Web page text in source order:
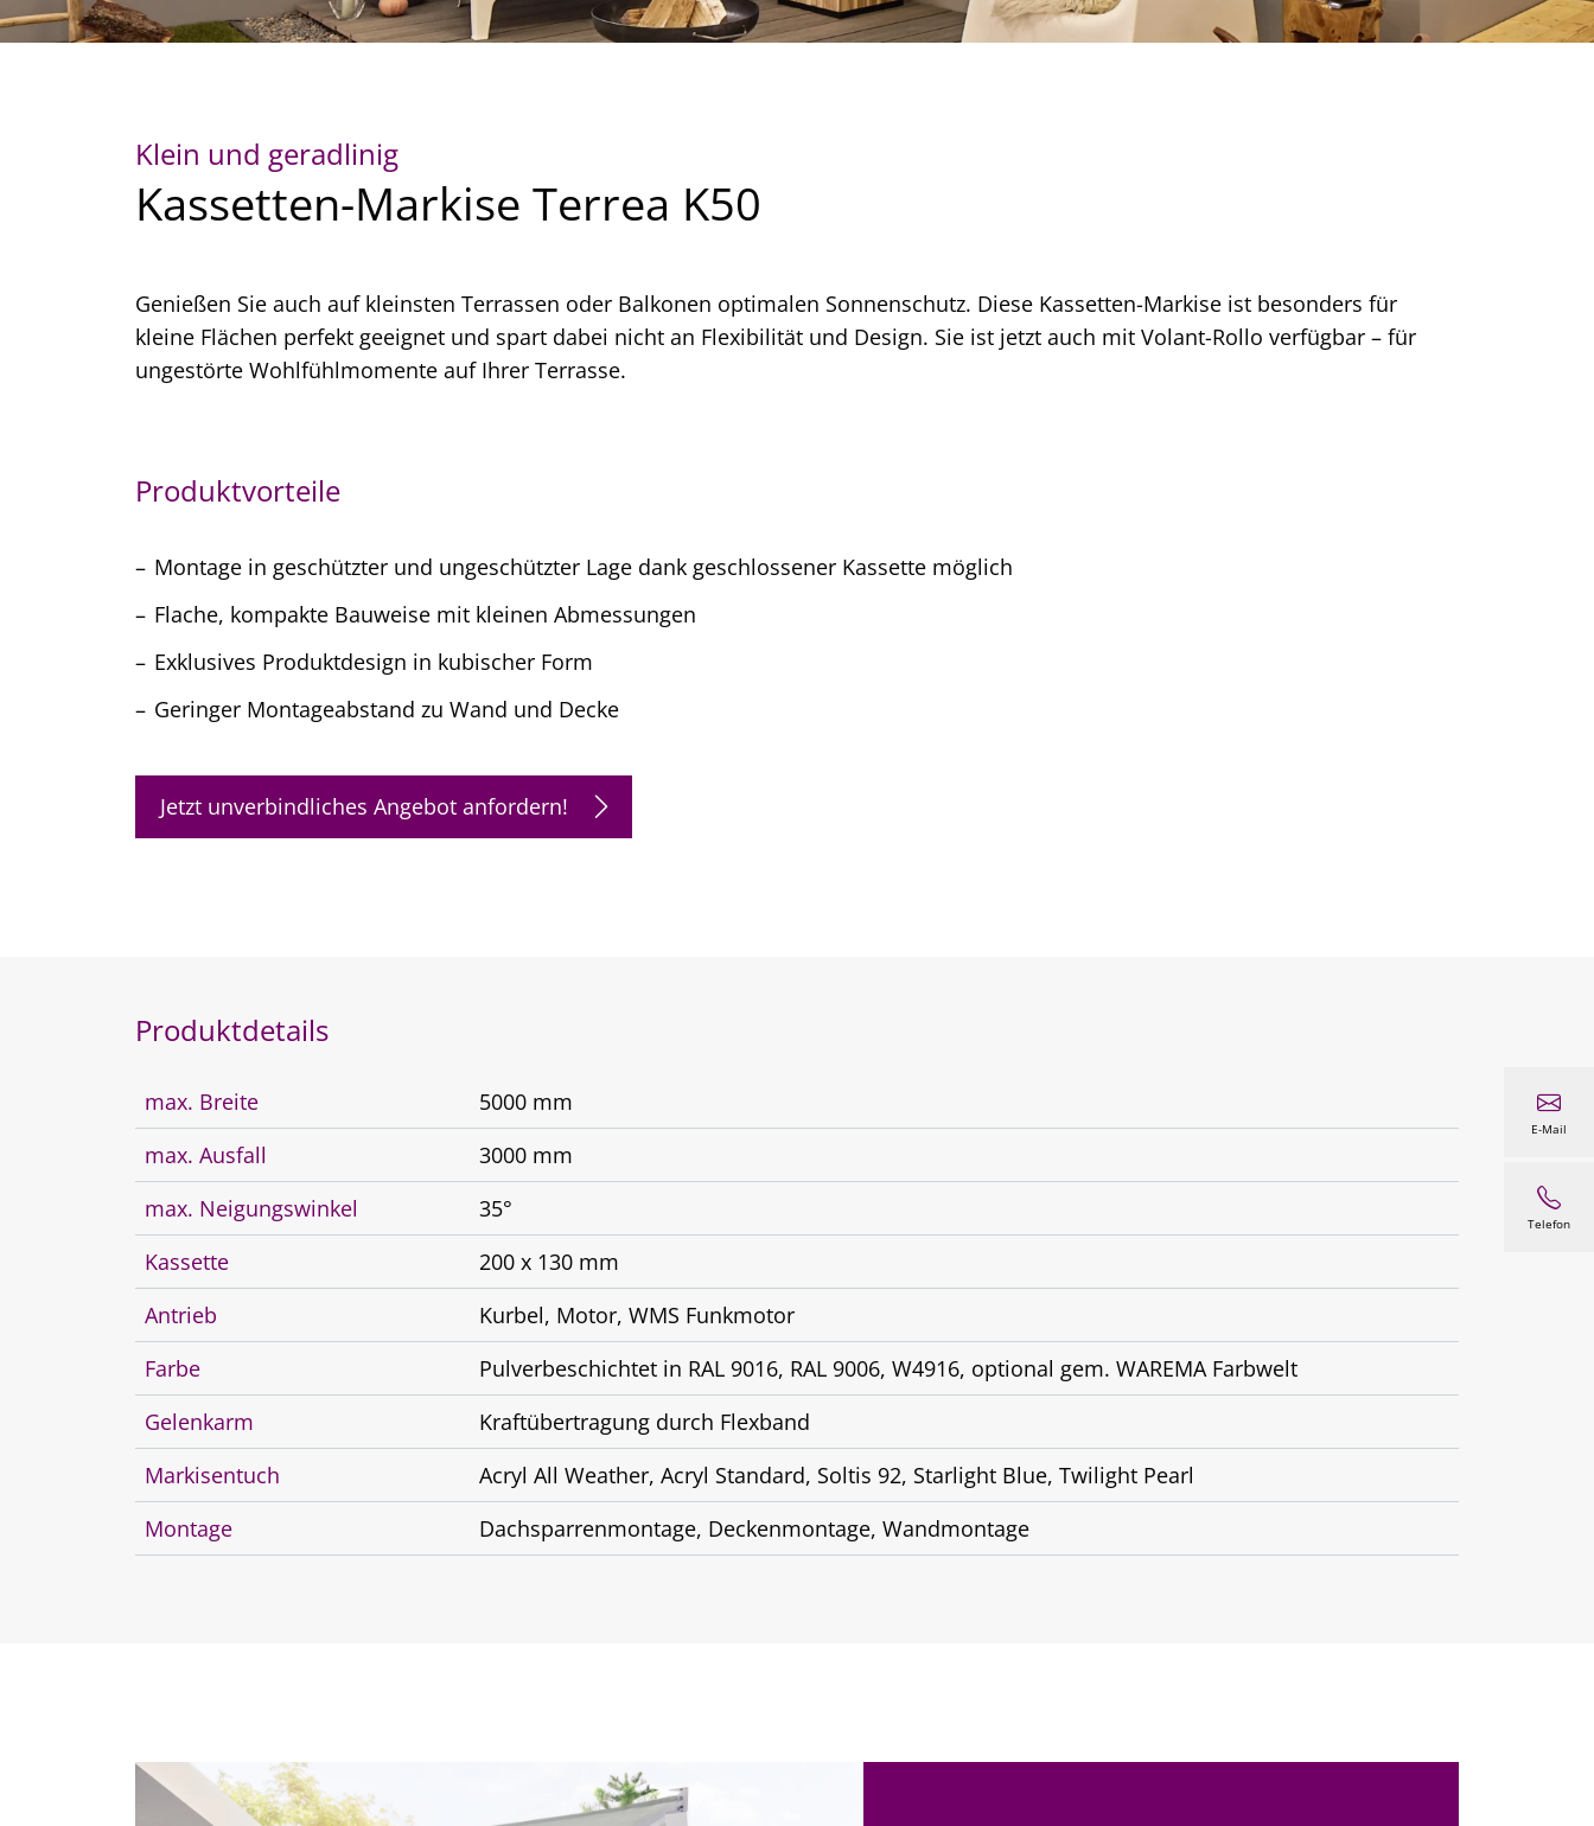
Klein und geradlinig
Kassetten-Markise Terrea K50
Genießen Sie auch auf kleinsten Terrassen oder Balkonen optimalen Sonnenschutz. Diese Kassetten-Markise ist besonders für
kleine Flächen perfekt geeignet und spart dabei nicht an Flexibilität und Design. Sie ist jetzt auch mit Volant-Rollo verfügbar – für
ungestörte Wohlfühlmomente auf Ihrer Terrasse.
Produktvorteile
Montage in geschützter und ungeschützter Lage dank geschlossener Kassette möglich
Flache, kompakte Bauweise mit kleinen Abmessungen
Exklusives Produktdesign in kubischer Form
Geringer Montageabstand zu Wand und Decke
Jetzt unverbindliches Angebot anfordern!
Produktdetails
max. Breite
5000 mm
max. Ausfall
3000 mm
max. Neigungswinkel
35°
Kassette
200 x 130 mm
Antrieb
Kurbel, Motor, WMS Funkmotor
Farbe
Pulverbeschichtet in RAL 9016, RAL 9006, W4916, optional gem. WAREMA Farbwelt
Gelenkarm
Kraftübertragung durch Flexband
Markisentuch
Acryl All Weather, Acryl Standard, Soltis 92, Starlight Blue, Twilight Pearl
Montage
Dachsparrenmontage, Deckenmontage, Wandmontage
E-Mail
Telefon